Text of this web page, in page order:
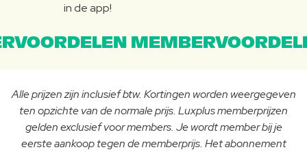
in de app!
Alle prijzen zijn inclusief btw. Kortingen worden weergegeven
ten opzichte van de normale prijs. Luxplus memberprijzen
gelden exclusief voor members. Je wordt member bij je
eerste aankoop tegen de memberprijs. Het abonnement